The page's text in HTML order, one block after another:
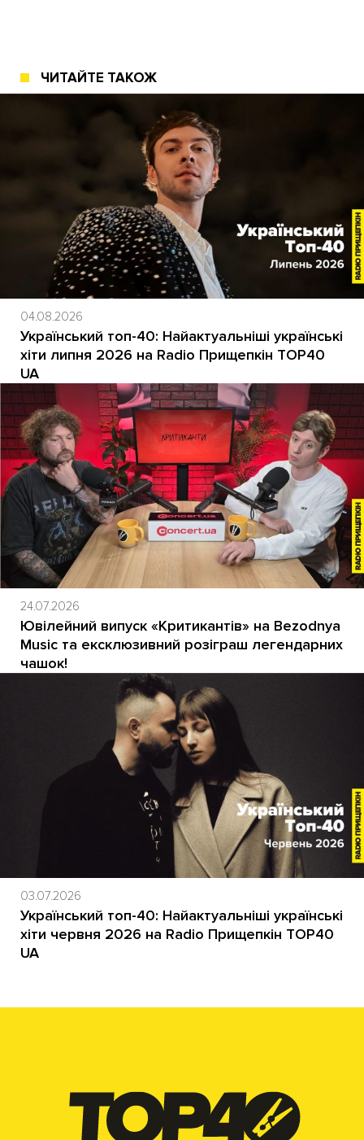
ЧИТАЙТЕ ТАКОЖ
04.08.2026
Український топ-40: Найактуальніші українські
хіти липня 2026 на Radio Прищепкін TOP40
UA
24.07.2026
Ювілейний випуск «Критикантів» на Bezodnya
Music та ексклюзивний розіграш легендарних
чашок!
03.07.2026
Український топ-40: Найактуальніші українські
хіти червня 2026 на Radio Прищепкін TOP40
UA